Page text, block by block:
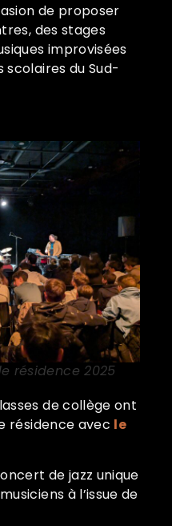
de proposer
des stages
improvisées
du Sud-
résidence 2025
de collège ont
résidence avec le
de jazz unique
à l’issue de